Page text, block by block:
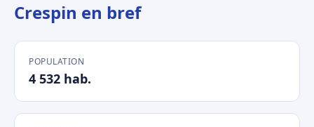
Crespin en bref
POPULATION
4 532 hab.